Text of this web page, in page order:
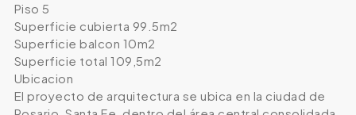
Piso 5
Superficie cubierta 99.5m2
Superficie balcon 10m2
Superficie total 109,5m2
Ubicacion
El proyecto de arquitectura se ubica en la ciudad de